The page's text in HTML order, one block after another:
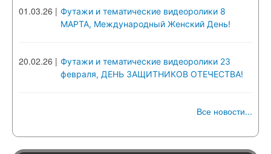
01.03.26 | Футажи и тематические видеоролики 8
МАРТА, Международный Женский День!
20.02.26 | Футажи и тематические видеоролики 23
февраля, ДЕНЬ ЗАЩИТНИКОВ ОТЕЧЕСТВА!
Все новости...